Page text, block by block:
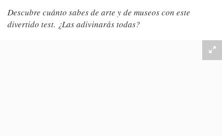
Descubre cuánto sabes de arte y de museos con este
divertido test. ¿Las adivinarás todas?